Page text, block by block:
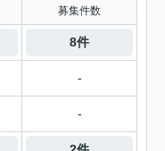
募集件数
8件
-
-